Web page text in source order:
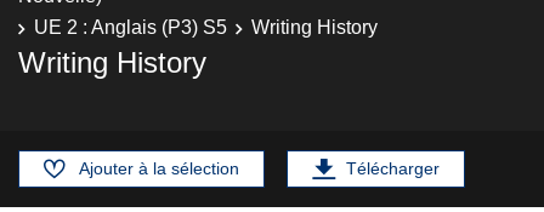
UE 2 : Anglais (P3) S5
Writing History
Writing History
Ajouter à la sélection Télécharger